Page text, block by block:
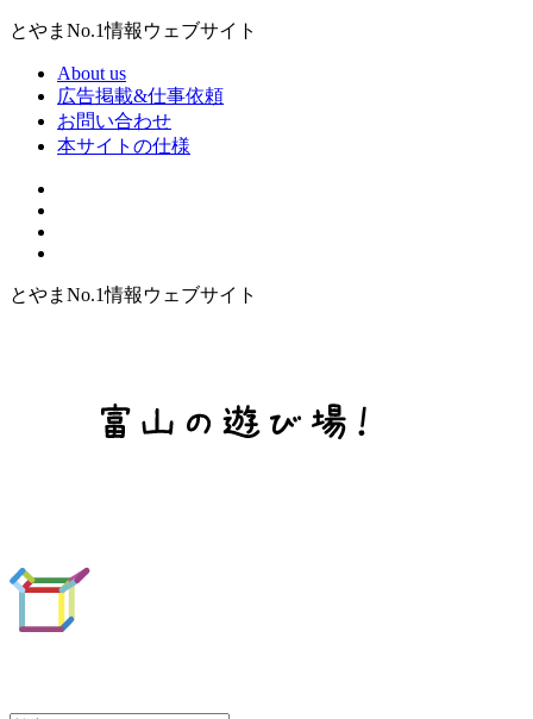
とやまNo.1情報ウェブサイト
About us
広告掲載&仕事依頼
お問い合わせ
本サイトの仕様
とやまNo.1情報ウェブサイト